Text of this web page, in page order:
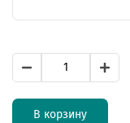
В корзину